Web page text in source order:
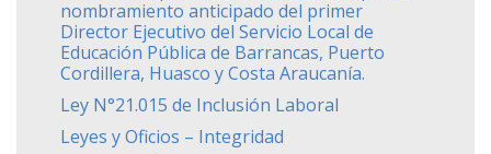
nombramiento anticipado del primer
Director Ejecutivo del Servicio Local de
Educación Pública de Barrancas, Puerto
Cordillera, Huasco y Costa Araucanía.
Ley N°21.015 de Inclusión Laboral
Leyes y Oficios – Integridad